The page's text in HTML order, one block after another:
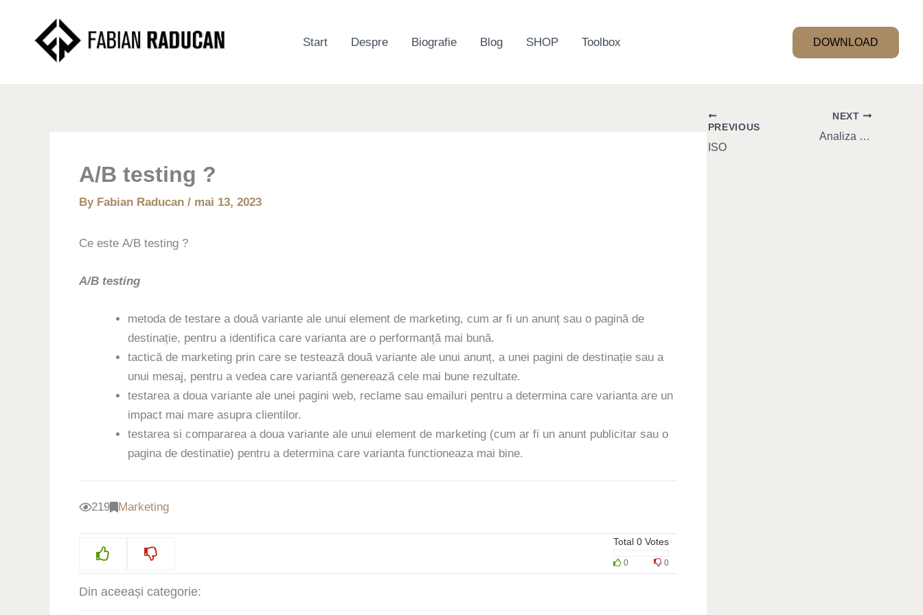
content
Start Despre Biografie Blog SHOP Toolbox DOWNLOAD
A/B testing ?
By Fabian Raducan / mai 13, 2023
Ce este A/B testing ?
A/B testing
metoda de testare a două variante ale unui element de marketing, cum ar fi un anunț sau o pagină de
destinație, pentru a identifica care varianta are o performanță mai bună.
tactică de marketing prin care se testează două variante ale unui anunț, a unei pagini de destinație sau a
unui mesaj, pentru a vedea care variantă generează cele mai bune rezultate.
testarea a doua variante ale unei pagini web, reclame sau emailuri pentru a determina care varianta are un
impact mai mare asupra clientilor.
testarea si compararea a doua variante ale unui element de marketing (cum ar fi un anunt publicitar sau o
pagina de destinatie) pentru a determina care varianta functioneaza mai bine.
219 Marketing
Total0 Votes
0 0
Din aceeași categorie:
PREVIOUS
ISO
NEXT
Analiza SWOT ?